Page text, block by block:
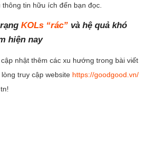
thông tin hữu ích đến bạn đọc.
KOLs “rác” và hệ quả khó
hiện nay
nhật thêm các xu hướng trong bài viết
truy cập website https://goodgood.vn/